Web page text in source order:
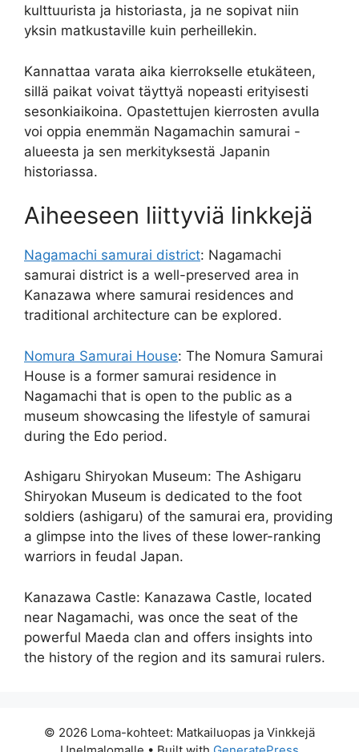
kulttuurista ja historiasta, ja ne sopivat niin
yksin matkustaville kuin perheillekin.
Kannattaa varata aika kierrokselle etukäteen,
sillä paikat voivat täyttyä nopeasti erityisesti
sesonkiaikoina. Opastettujen kierrosten avulla
voi oppia enemmän Nagamachin samurai -
alueesta ja sen merkityksestä Japanin
historiassa.
Aiheeseen liittyviä linkkejä
Nagamachi samurai district: Nagamachi
samurai district is a well-preserved area in
Kanazawa where samurai residences and
traditional architecture can be explored.
Nomura Samurai House: The Nomura Samurai
House is a former samurai residence in
Nagamachi that is open to the public as a
museum showcasing the lifestyle of samurai
during the Edo period.
Ashigaru Shiryokan Museum: The Ashigaru
Shiryokan Museum is dedicated to the foot
soldiers (ashigaru) of the samurai era, providing
a glimpse into the lives of these lower-ranking
warriors in feudal Japan.
Kanazawa Castle: Kanazawa Castle, located
near Nagamachi, was once the seat of the
powerful Maeda clan and offers insights into
the history of the region and its samurai rulers.
© 2026 Loma-kohteet: Matkailuopas ja Vinkkejä